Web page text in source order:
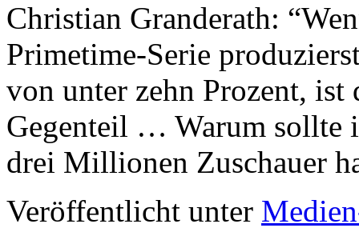
Christian Granderath:
Primetime-Serie
von unter zehn Prozent, ist
Gegenteil … Warum sollte
drei Millionen Zuschauer
Veröffentlicht unter